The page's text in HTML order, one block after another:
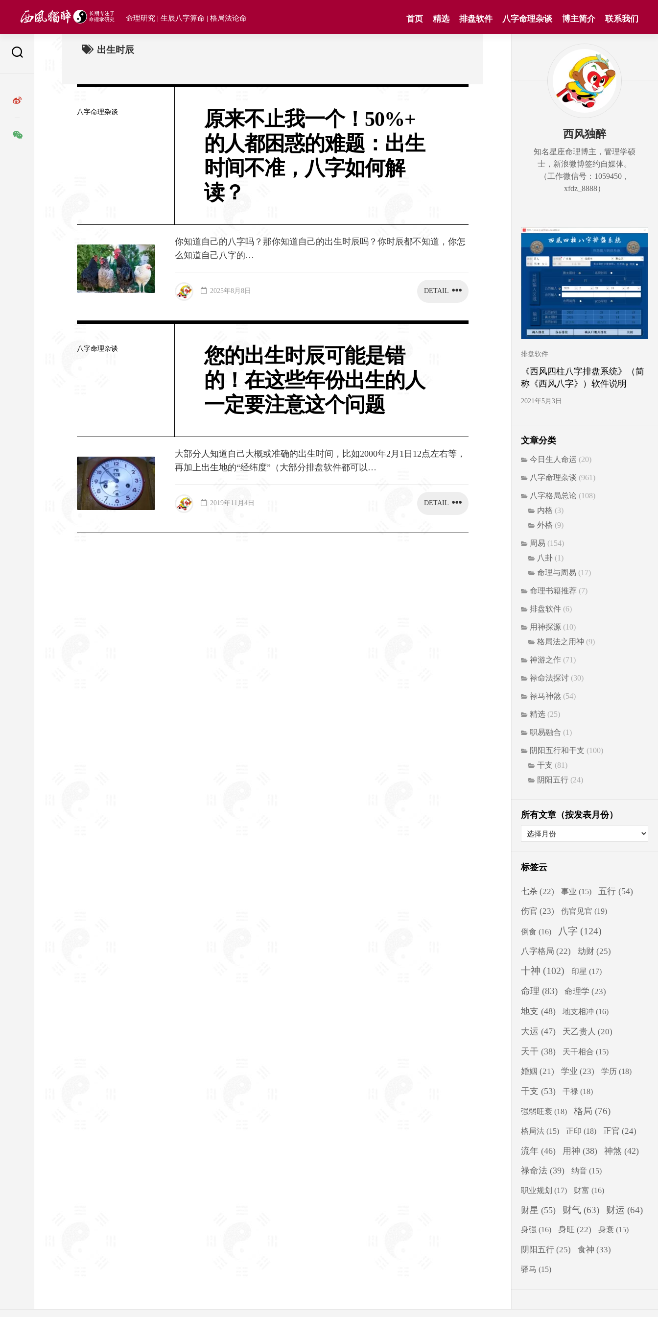
命理研究 | 生辰八字算命 | 格局法论命 首页 精选 排盘软件 八字命理杂谈 博主简介 联系我们
出生时辰
八字命理杂谈
原来不止我一个！50%+
的人都困惑的难题：出生
时间不准，八字如何解
读？
你知道自己的八字吗？那你知道自己的出生时辰吗？你时辰都不知道，你怎
么知道自己八字的…
DETAIL
2025年8月8日
八字命理杂谈
您的出生时辰可能是错
的！在这些年份出生的人
一定要注意这个问题
大部分人知道自己大概或准确的出生时间，比如2000年2月1日12点左右等，
再加上出生地的“经纬度”（大部分排盘软件都可以…
DETAIL
2019年11月4日
西风独醉
知名星座命理博主，管理学硕
士，新浪微博签约自媒体。
（工作微信号：1059450，
xfdz_8888）
排盘软件
《西风四柱八字排盘系统》（简
称《西风八字》）软件说明
2021年5月3日
文章分类
今日生人命运 (20)
八字命理杂谈 (961)
八字格局总论 (108)
内格 (3)
外格 (9)
周易 (154)
八卦 (1)
命理与周易 (17)
命理书籍推荐 (7)
排盘软件 (6)
用神探源 (10)
格局法之用神 (9)
神游之作 (71)
禄命法探讨 (30)
禄马神煞 (54)
精选 (25)
职易融合 (1)
阴阳五行和干支 (100)
干支 (81)
阴阳五行 (24)
所有文章（按发表月份）
标签云
七杀 (22) 事业 (15) 五行 (54)
伤官 (23) 伤官见官 (19)
倒食 (16) 八字 (124)
八字格局 (22) 劫财 (25)
十神 (102) 印星 (17)
命理 (83) 命理学 (23)
地支 (48) 地支相冲 (16)
大运 (47) 天乙贵人 (20)
天干 (38) 天干相合 (15)
婚姻 (21) 学业 (23) 学历 (18)
干支 (53) 干禄 (18)
强弱旺衰 (18) 格局 (76)
格局法 (15) 正印 (18) 正官 (24)
流年 (46) 用神 (38) 神煞 (42)
禄命法 (39) 纳音 (15)
职业规划 (17) 财富 (16)
财星 (55) 财气 (63) 财运 (64)
身强 (16) 身旺 (22) 身衰 (15)
阴阳五行 (25) 食神 (33)
驿马 (15)